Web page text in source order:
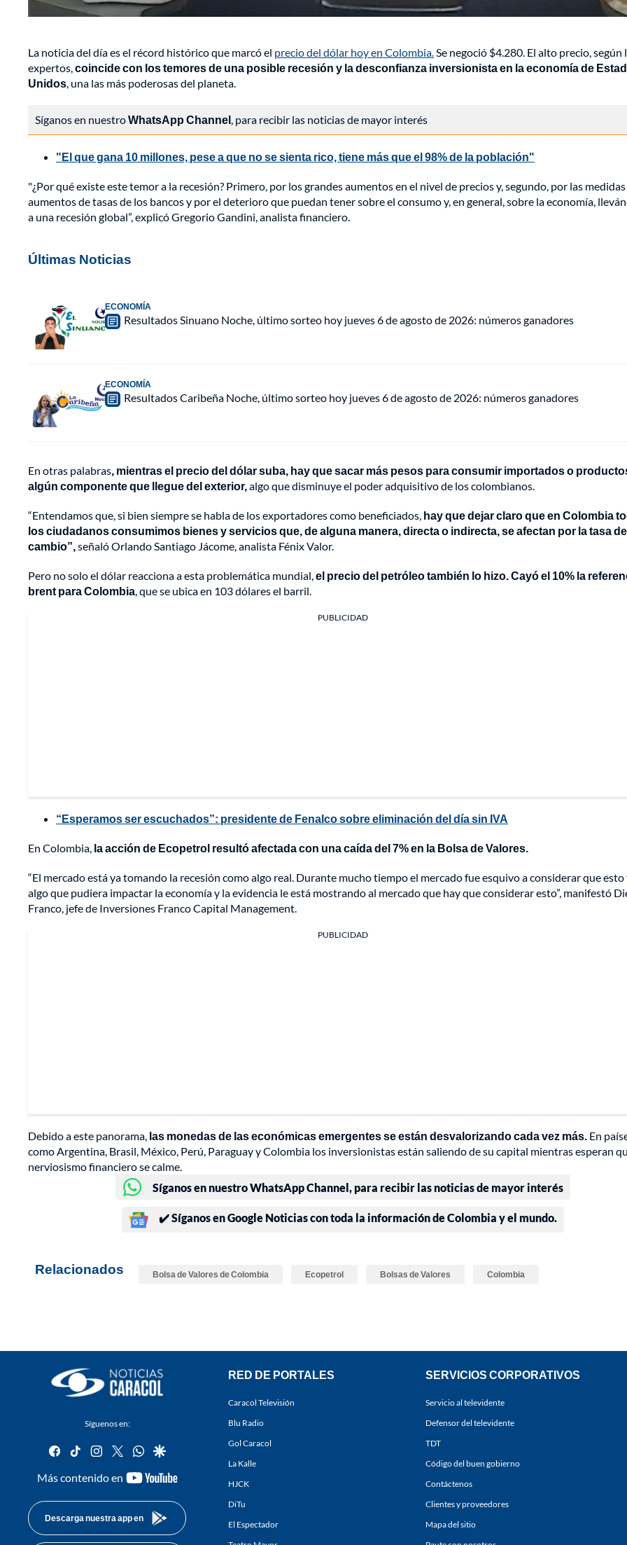
La noticia del día es el récord histórico que marcó el precio del dólar hoy en Colombia.Se negoció $4.280. El alto precio, según
expertos,coincide con los temores de una posible recesión y la desconfianza inversionista en la economía de
Unidos, una las más poderosas del planeta.
Síganos en nuestroWhatsApp Channel, para recibir las noticias de mayor interés
"El que gana 10 millones, pese a que no se sienta rico, tiene más que el 98% de la población"
"¿Por qué existe este temor a la recesión? Primero, por los grandes aumentos en el nivel de precios y, segundo, por las
aumentos de tasas de los bancos y por el deterioro que puedan tener sobre el consumo y, en general, sobre la economía,
a una recesión global”, explicó Gregorio Gandini, analista financiero.
Últimas Noticias
ECONOMÍA
Resultados Sinuano Noche, último sorteo hoy jueves 6 de agosto de 2026: números ganadores
ECONOMÍA
Resultados Caribeña Noche, último sorteo hoy jueves 6 de agosto de 2026: números ganadores
En otras palabras, mientras el precio del dólar suba, hay que sacar más pesos para consumir importados o
algún componente que llegue del exterior,algo que disminuye el poder adquisitivo de los colombianos.
“Entendamos que, si bien siempre se habla de los exportadores como beneficiados, hay que dejar claro que en Colombia
los ciudadanos consumimos bienes y servicios que, de alguna manera, directa o indirecta, se afectan por la tasa de
cambio”,señaló Orlando Santiago Jácome, analista Fénix Valor.
Pero no solo el dólar reacciona a esta problemática mundial,el precio del petróleo también lo hizo. Cayó el 10% la
brent para Colombia, que se ubica en 103 dólares el barril.
PUBLICIDAD
“Esperamos ser escuchados”: presidente de Fenalco sobre eliminación del día sin IVA
En Colombia, la acción de Ecopetrol resultó afectada con una caída del 7% en la Bolsa de Valores.
“El mercado está ya tomando la recesión como algo real. Durante mucho tiempo el mercado fue esquivo a considerar que
algo que pudiera impactar la economía y la evidencia le está mostrando al mercado que hay que considerar esto”, manifestó
Franco, jefe de Inversiones Franco Capital Management.
PUBLICIDAD
Debido a este panorama, las monedas de las económicas emergentes se están desvalorizando cada vez más. En
como Argentina, Brasil, México, Perú, Paraguay y Colombia los inversionistas están saliendo de su capital mientras esperan
nerviosismo financiero se calme.
Síganos en nuestro WhatsApp Channel, para recibir las noticias de mayor interés
✔️ Síganos en Google Noticias con toda la información de Colombia y el mundo.
Relacionados Bolsa de Valores de Colombia Ecopetrol Bolsas de Valores Colombia
Síguenos en:
facebook
tiktok instagram
twitterwhatsapp
google
Más contenido en
youtube-
Descarga nuestra app en
RED DE PORTALES
Caracol Televisión
Blu Radio
Gol Caracol
La Kalle
HJCK
DiTu
El Espectador
SERVICIOS CORPORATIVOS
Servicio al televidente
Defensor del televidente
TDT
Código del buen gobierno
Contáctenos
Clientes y proveedores
Mapa del sitio